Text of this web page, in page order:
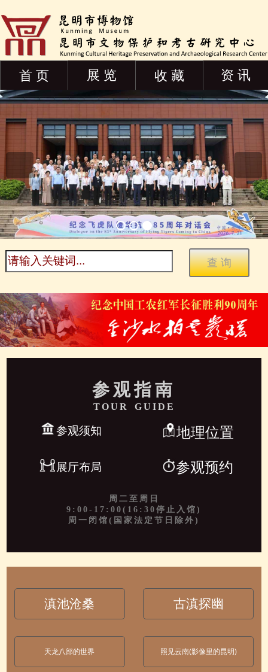
首 页 展 览 收 藏 资 讯
参观指南
TOUR GUIDE
参观须知 地理位置
展厅布局 参观预约
周二至周日
9:00-17:00(16:30停止入馆)
周一闭馆(国家法定节日除外)
滇池沧桑 古滇探幽
天龙八部的世界 照见云南(影像里的昆明)